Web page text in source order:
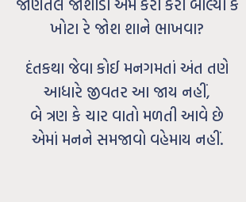
જાણતલ જોશીડો એમ કરી કરી બોલ્યો કે
ખોટા રે જોશ શાને ભાખવા?
દંતકથા જેવા કોઈ મનગમતાં અંત તણે
આધારે જીવતર આ જાય નહીં,
બે ત્રણ કે ચાર વાતો મળતી આવે છે
એમાં મનને સમજાવો વહેમાય નહીં.